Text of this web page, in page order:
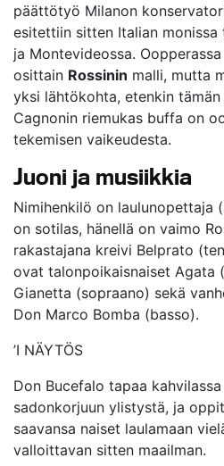
päättötyö Milanon
esitettiin sitten Italian monissa
ja Montevideossa.
osittain Rossinin malli, mutta
yksi lähtökohta, etenkin tämän
Cagnonin riemukas buffa on
tekemisen vaikeudesta.
Juoni ja musiikkia
Nimihenkilö on laulunopettaja
on sotilas, hänellä on vaimo
rakastajana kreivi Belprato
ovat talonpoikaisnaiset Agata
Gianetta (sopraano) sekä
Don Marco Bomba (basso).
’I NÄYTÖS
Don Bucefalo tapaa
sadonkorjuun ylistystä, ja
saavansa naiset laulamaan
valloittavan sitten maailman.